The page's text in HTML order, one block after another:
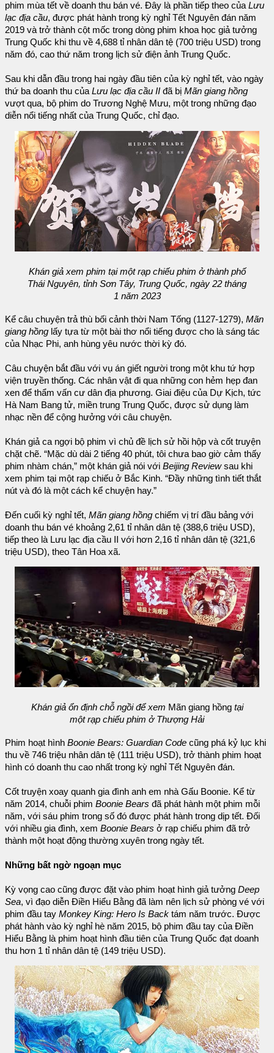
phim mùa tết về doanh thu bán vé. Đây là phần tiếp theo của Lưu
lạc địa cầu, được phát hành trong kỳ nghỉ Tết Nguyên đán năm
2019 và trở thành cột mốc trong dòng phim khoa học giả tưởng
Trung Quốc khi thu về 4,688 tỉ nhân dân tệ (700 triệu USD) trong
năm đó, cao thứ năm trong lịch sử điện ảnh Trung Quốc.
Sau khi dẫn đầu trong hai ngày đầu tiên của kỳ nghỉ tết, vào ngày
thứ ba doanh thu của Lưu lạc địa cầu II đã bị Mãn giang hồng
vượt qua, bộ phim do Trương Nghệ Mưu, một trong những đạo
diễn nổi tiếng nhất của Trung Quốc, chỉ đạo.
Khán giả xem phim tại một rạp chiếu phim ở thành phố
Thái Nguyên, tỉnh Sơn Tây, Trung Quốc, ngày 22 tháng
1 năm 2023
Kể câu chuyện trả thù bối cảnh thời Nam Tống (1127-1279), Mãn
giang hồng lấy tựa từ một bài thơ nổi tiếng được cho là sáng tác
của Nhạc Phi, anh hùng yêu nước thời kỳ đó.
Câu chuyện bắt đầu với vụ án giết người trong một khu tứ hợp
viện truyền thống. Các nhân vật đi qua những con hẻm hẹp đan
xen để thẩm vấn cư dân địa phương. Giai điệu của Dự Kịch, tức
Hà Nam Bang tử, miền trung Trung Quốc, được sử dụng làm
nhạc nền để cộng hưởng với câu chuyện.
Khán giả ca ngợi bộ phim vì chủ đề lịch sử hồi hộp và cốt truyện
chặt chẽ. “Mặc dù dài 2 tiếng 40 phút, tôi chưa bao giờ cảm thấy
phim nhàm chán,” một khán giả nói với Beijing Reviewsau khi
xem phim tại một rạp chiếu ở Bắc Kinh. “Đầy những tình tiết thắt
nút và đó là một cách kể chuyện hay.”
Đến cuối kỳ nghỉ tết, Mãn giang hồng chiếm vị trí đầu bảng với
doanh thu bán vé khoảng 2,61 tỉ nhân dân tệ (388,6 triệu USD),
tiếp theo là Lưu lạc địa cầu II với hơn 2,16 tỉ nhân dân tệ (321,6
triệu USD), theo Tân Hoa xã.
Khán giả ổn định chỗ ngồi để xem Mãn giang hồng tại
một rạp chiếu phim ở Thượng Hải
Phim hoạt hình Boonie Bears: Guardian Code cũng phá kỷ lục khi
thu về 746 triệu nhân dân tệ (111 triệu USD), trở thành phim hoạt
hình có doanh thu cao nhất trong kỳ nghỉ Tết Nguyên đán.
Cốt truyện xoay quanh gia đình anh em nhà Gấu Boonie. Kể từ
năm 2014, chuỗi phim Boonie Bears đã phát hành một phim mỗi
năm, với sáu phim trong số đó được phát hành trong dịp tết. Đối
với nhiều gia đình, xem Boonie Bears ở rạp chiếu phim đã trở
thành một hoạt động thường xuyên trong ngày tết.
Những bất ngờ ngoạn mục
Kỳ vọng cao cũng được đặt vào phim hoạt hình giả tưởng Deep
Sea, vì đạo diễn Điền Hiểu Bằng đã làm nên lịch sử phòng vé với
phim đầu tay Monkey King: Hero Is Back tám năm trước. Được
phát hành vào kỳ nghỉ hè năm 2015, bộ phim đầu tay của Điền
Hiểu Bằng là phim hoạt hình đầu tiên của Trung Quốc đạt doanh
thu hơn 1 tỉ nhân dân tệ (149 triệu USD).